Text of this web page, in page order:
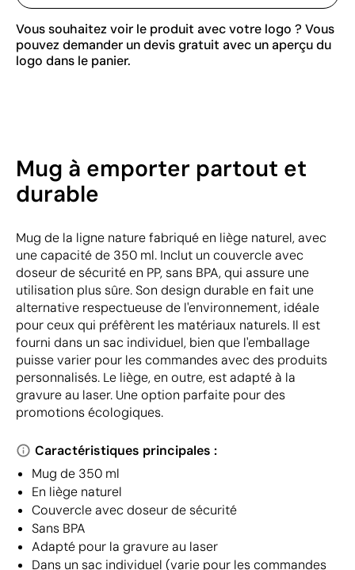
Vous souhaitez voir le produit avec votre logo ? Vous
pouvez demander un devis gratuit avec un aperçu du
logo dans le panier.
Mug à emporter partout et
durable
Mug de la ligne nature fabriqué en liège naturel, avec
une capacité de 350 ml. Inclut un couvercle avec
doseur de sécurité en PP, sans BPA, qui assure une
utilisation plus sûre. Son design durable en fait une
alternative respectueuse de l'environnement, idéale
pour ceux qui préfèrent les matériaux naturels. Il est
fourni dans un sac individuel, bien que l'emballage
puisse varier pour les commandes avec des produits
personnalisés. Le liège, en outre, est adapté à la
gravure au laser. Une option parfaite pour des
promotions écologiques.
Caractéristiques principales :
Mug de 350 ml
En liège naturel
Couvercle avec doseur de sécurité
Sans BPA
Adapté pour la gravure au laser
Dans un sac individuel (varie pour les commandes